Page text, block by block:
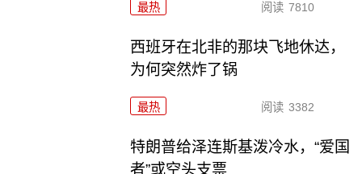
最热 阅读 7810
西班牙在北非的那块飞地休达，
为何突然炸了锅
最热 阅读 3382
特朗普给泽连斯基泼冷水，“爱国
者”或空头支票